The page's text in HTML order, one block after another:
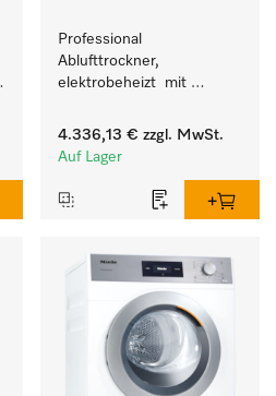
Professional
Ablufttrockner,
elektrobeheizt  mit
Select ROP für perfekte
Trockenergebnisse.
4.336,13 € zzgl. MwSt.
Auf Lager